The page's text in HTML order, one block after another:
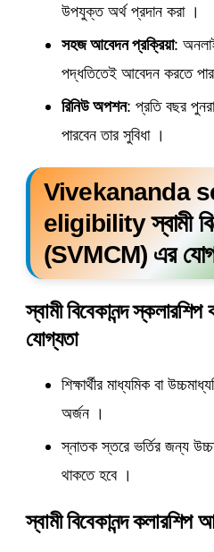
উপযুক্ত অর্থ প্রদান করা ।
সহজ আবেদন প্রক্রিয়া:
পদ্ধতিতেই আবেদন করতে
রিনিউ অপশন: প্রতি বছর
পারবেন তার সুবিধা ।
Vivekananda
eligibility স্বামী
(SVMCM) এর
স্বামী বিবেকানন্দ
যোগ্যতা
শিক্ষার্থীর মাধ্যমিক বা
অর্জন ।
স্নাতক স্তরে ভর্তির জন্য
থাকতে হবে ।
স্বামী বিবেকানন্দ কলারশিপ